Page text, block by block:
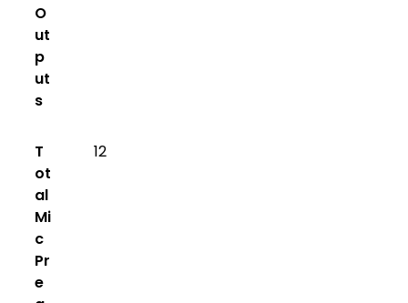
O
ut
p
ut
s
T
ot
al
Mi
c
Pr
e
12